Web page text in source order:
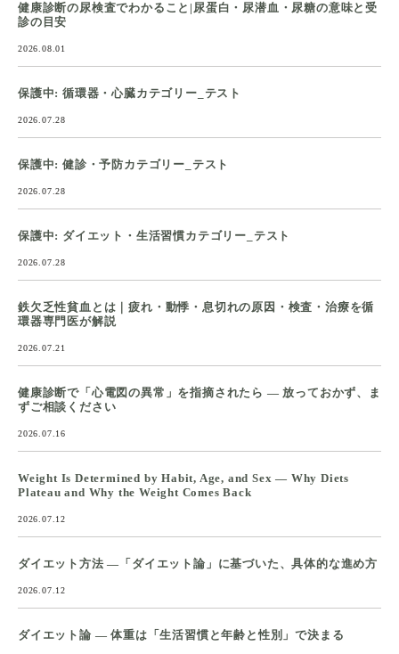
健康診断の尿検査でわかること|尿蛋白・尿潜血・尿糖の意味と受
診の目安
2026.08.01
保護中: 循環器・心臓カテゴリー_テスト
2026.07.28
保護中: 健診・予防カテゴリー_テスト
2026.07.28
保護中: ダイエット・生活習慣カテゴリー_テスト
2026.07.28
鉄欠乏性貧血とは｜疲れ・動悸・息切れの原因・検査・治療を循
環器専門医が解説
2026.07.21
健康診断で「心電図の異常」を指摘されたら ― 放っておかず、ま
ずご相談ください
2026.07.16
Weight Is Determined by Habit, Age, and Sex — Why Diets
Plateau and Why the Weight Comes Back
2026.07.12
ダイエット方法 ―「ダイエット論」に基づいた、具体的な進め方
2026.07.12
ダイエット論 ― 体重は「生活習慣と年齢と性別」で決まる